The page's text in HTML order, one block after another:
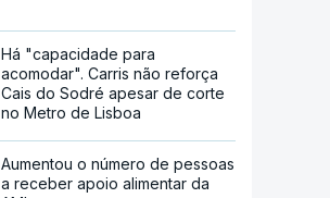
Há "capacidade para
acomodar". Carris não reforça
Cais do Sodré apesar de corte
no Metro de Lisboa
Aumentou o número de pessoas
a receber apoio alimentar da